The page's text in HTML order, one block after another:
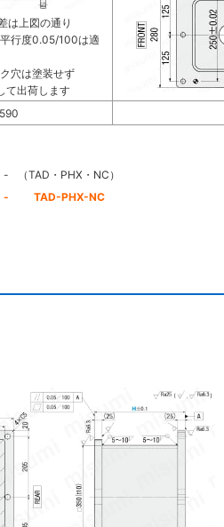
は上図の通り
行度0.05/100は適
穴は塗装せず
て出荷します
590
-
（TAD・PHX・NC）
- TAD-PHX-NC